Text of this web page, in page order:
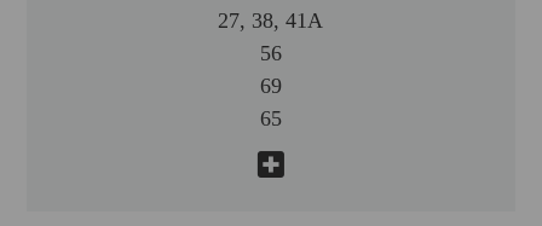
27, 38, 41A
56
69
65